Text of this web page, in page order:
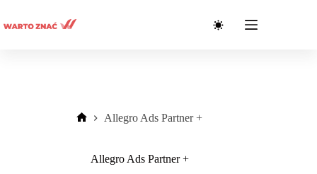
treści
Allegro Ads Partner +
Allegro Ads Partner +